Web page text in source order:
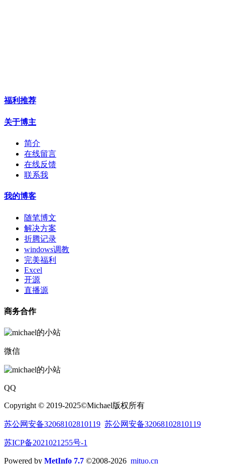
福利推荐
关于博主
简介
在线留言
在线反馈
联系我
我的博客
随笔博文
解决方案
折腾记录
windows调教
完美福利
Excel
开源
直播源
商务合作
微信
QQ
Copyright © 2019-2025©Michael版权所有
苏公网安备32068102810119 苏公网安备32068102810119
苏ICP备2021021255号-1
Powered by MetInfo 7.7 ©2008-2026 mituo.cn